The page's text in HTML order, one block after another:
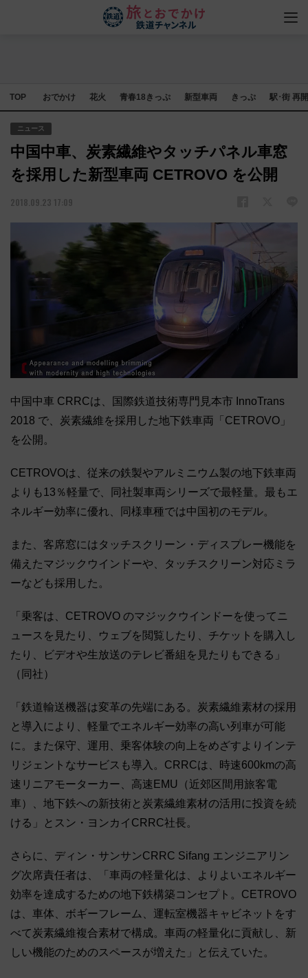
TOP おでかけ 花火 青春18きっぷ 新型車両 きっぷ 駅･街 再
ニュース
中国中車、炭素繊維やタッチパネル車窓
を採用した新型車両 CETROVO を公開
2018.09.23 17:09
中国中車 CRRCは、国際鉄道技術専門見本市 InnoTrans
2018 で、炭素繊維を採用した地下鉄車両「CETROVO」
を公開。
CETROVOは、従来の鉄製やアルミニウム製の地下鉄車両
よりも13％軽量で、同社製車両シリーズで最軽量。最もエ
ネルギー効率に優れ、同様車種では中国初のモデル。
また、客席窓にはタッチスクリーン・ディスプレー機能を
備えたマジックウインドーや、タッチスクリーン対応ミラ
ーなども採用した。
「乗客は、CETROVO のマジックウインドーを使ってニ
ュースを見たり、ウェブを閲覧したり、チケットを購入し
たり、ビデオや生放送のテレビ番組を見たりもできる」
（同社）
「鉄道輸送機器は変革の先端にある。炭素繊維素材の採用
と導入により、軽量でエネルギー効率の高い列車が可能
に。また保守、運用、乗客体験の向上をめざすよりインテ
リジェントなサービスも導入。CRRCは、時速600kmの高
速リニアモーターカー、高速EMU（近郊区間用旅客電
車）、地下鉄への新技術と炭素繊維素材の活用に投資を続
ける」とスン・ヨンカイCRRC社長。
さらに、ディン・サンサンCRRC Sifang エンジニアリン
グ次席責任者は、「車両の軽量化は、よりよいエネルギー
効率を達成するための地下鉄構築コンセプト。CETROVO
は、車体、ボギーフレーム、運転室機器キャビネットをす
べて炭素繊維複合素材で構成。車両の軽量化に貢献し、新
しい機能のためのスペースが増えた」と伝えていた。